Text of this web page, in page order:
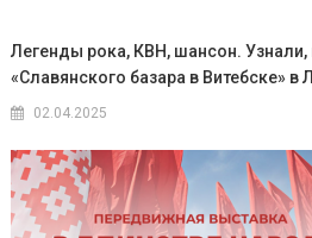
Легенды рока, КВН, шансон. Узнали,
«Славянского базара в Витебске» в
02.04.2025